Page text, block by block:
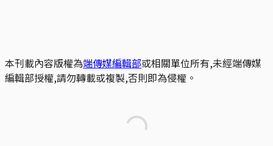
本刊載內容版權為端傳媒編輯部或相關單位所有,未經端傳媒
編輯部授權,請勿轉載或複製,否則即為侵權。